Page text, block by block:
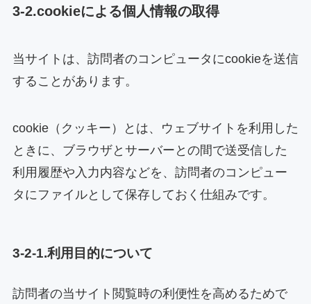
3-2.cookieによる個人情報の取得
当サイトは、訪問者のコンピュータにcookieを送信
することがあります。
cookie（クッキー）とは、ウェブサイトを利用した
ときに、ブラウザとサーバーとの間で送受信した
利用履歴や入力内容などを、訪問者のコンピュー
タにファイルとして保存しておく仕組みです。
3-2-1.利用目的について
訪問者の当サイト閲覧時の利便性を高めるためで